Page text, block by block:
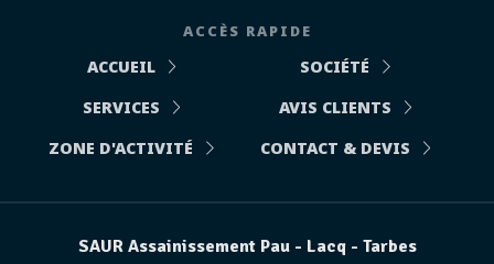
ACCÈS RAPIDE
ACCUEIL
SOCIÉTÉ
SERVICES
AVIS CLIENTS
ZONE D'ACTIVITÉ
CONTACT & DEVIS
SAUR Assainissement Pau - Lacq - Tarbes